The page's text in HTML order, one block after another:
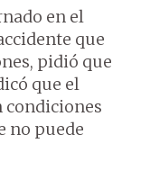
en el
que
pidió que
que el
condiciones
no puede